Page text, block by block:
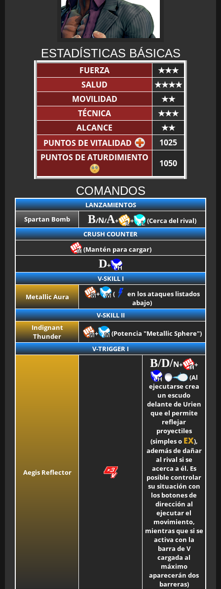
BONUS STAGE
GUÍA BÁSICA
TIER LIST
BMG-OST
ESTADÍSTICAS BÁSICAS
FUERZA
★★★
SALUD
★★★★
MOVILIDAD
★★
TÉCNICA
★★★
ALCANCE
★★
PUNTOS DE VITALIDAD
1025
PUNTOS DE ATURDIMIENTO
1050
COMANDOS
LANZAMIENTOS
Spartan Bomb
B/N/A+ +
(Cerca del rival)
CRUSH COUNTER
(Mantén para cargar)
D+
V-SKILL I
Metallic Aura + (
en los ataques listados
abajo)
V-SKILL II
Indignant
Thunder
+
(Potencia "Metallic Sphere")
V-TRIGGER I
Aegis Reflector
B/D/N+
+
(Al
ejecutarse crea
un escudo
delante de Urien
que el permite
reflejar
proyectiles
(simples o EX),
además de dañar
al rival si se
acerca a él. Es
posible controlar
su situación con
los botones de
dirección al
ejecutar el
movimiento,
mientras que si se
activa con la
barra de V
cargada al
máximo
aparecerán dos
barreras)